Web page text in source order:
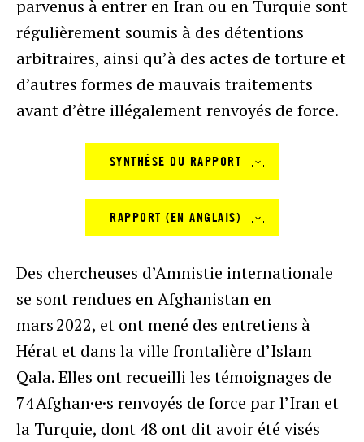
parvenus à entrer en Iran ou en Turquie sont
régulièrement soumis à des détentions
arbitraires, ainsi qu’à des actes de torture et
d’autres formes de mauvais traitements
avant d’être illégalement renvoyés de force.
SYNTHÈSE DU RAPPORT
RAPPORT (EN ANGLAIS)
Des chercheuses d’Amnistie internationale
se sont rendues en Afghanistan en
mars 2022, et ont mené des entretiens à
Hérat et dans la ville frontalière d’Islam
Qala. Elles ont recueilli les témoignages de
74 Afghan·e·s renvoyés de force par l’Iran et
la Turquie, dont 48 ont dit avoir été visés